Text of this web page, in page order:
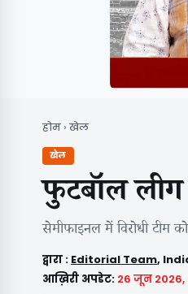
होम › खेल
खेल
फुटबॉल
सेमीफाइनल में विरोधी टीम
द्वारा : Editorial Team,
आख़िरी अपडेट: 26 जून 2026,